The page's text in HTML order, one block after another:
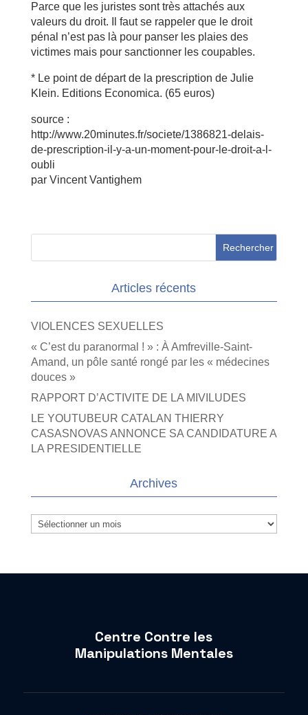
Parce que les juristes sont très attachés aux
valeurs du droit. Il faut se rappeler que le droit
pénal n’est pas là pour panser les plaies des
victimes mais pour sanctionner les coupables.
* Le point de départ de la prescription de Julie
Klein. Editions Economica. (65 euros)
source :
http://www.20minutes.fr/societe/1386821-delais-
de-prescription-il-y-a-un-moment-pour-le-droit-a-l-
oubli
par Vincent Vantighem
Articles récents
VIOLENCES SEXUELLES
« C’est du paranormal ! » : À Amfreville-Saint-
Amand, un pôle santé rongé par les « médecines
douces »
RAPPORT D’ACTIVITE DE LA MIVILUDES
LE YOUTUBEUR CATALAN THIERRY
CASASNOVAS ANNONCE SA CANDIDATURE A
LA PRESIDENTIELLE
Archives
Archives
Centre Contre les
Manipulations Mentales